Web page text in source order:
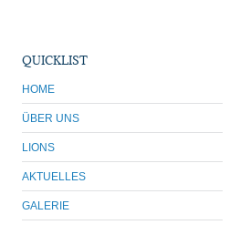
QUICKLIST
HOME
ÜBER UNS
LIONS
AKTUELLES
GALERIE